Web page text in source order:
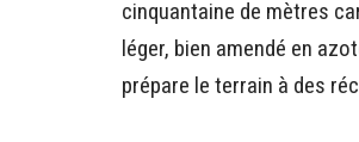
cinquantaine de mètres
léger, bien amendé en
prépare le terrain à des